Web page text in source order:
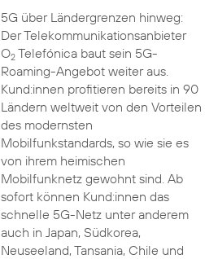
5G über Ländergrenzen hinweg:
Der Telekommunikationsanbieter
O2Telefónica baut sein 5G-
Roaming-Angebot weiter aus.
Kund:innen profitieren bereits in 90
Ländern weltweit von den Vorteilen
des modernsten
Mobilfunkstandards, so wie sie es
von ihrem heimischen
Mobilfunknetz gewohnt sind. Ab
sofort können Kund:innen das
schnelle 5G-Netz unter anderem
auch in Japan, Südkorea,
Neuseeland, Tansania, Chile und